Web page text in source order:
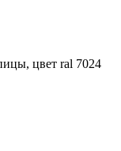
цвет ral 7024